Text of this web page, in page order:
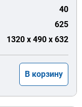
40
625
1320 x 490 x 632
В корзину